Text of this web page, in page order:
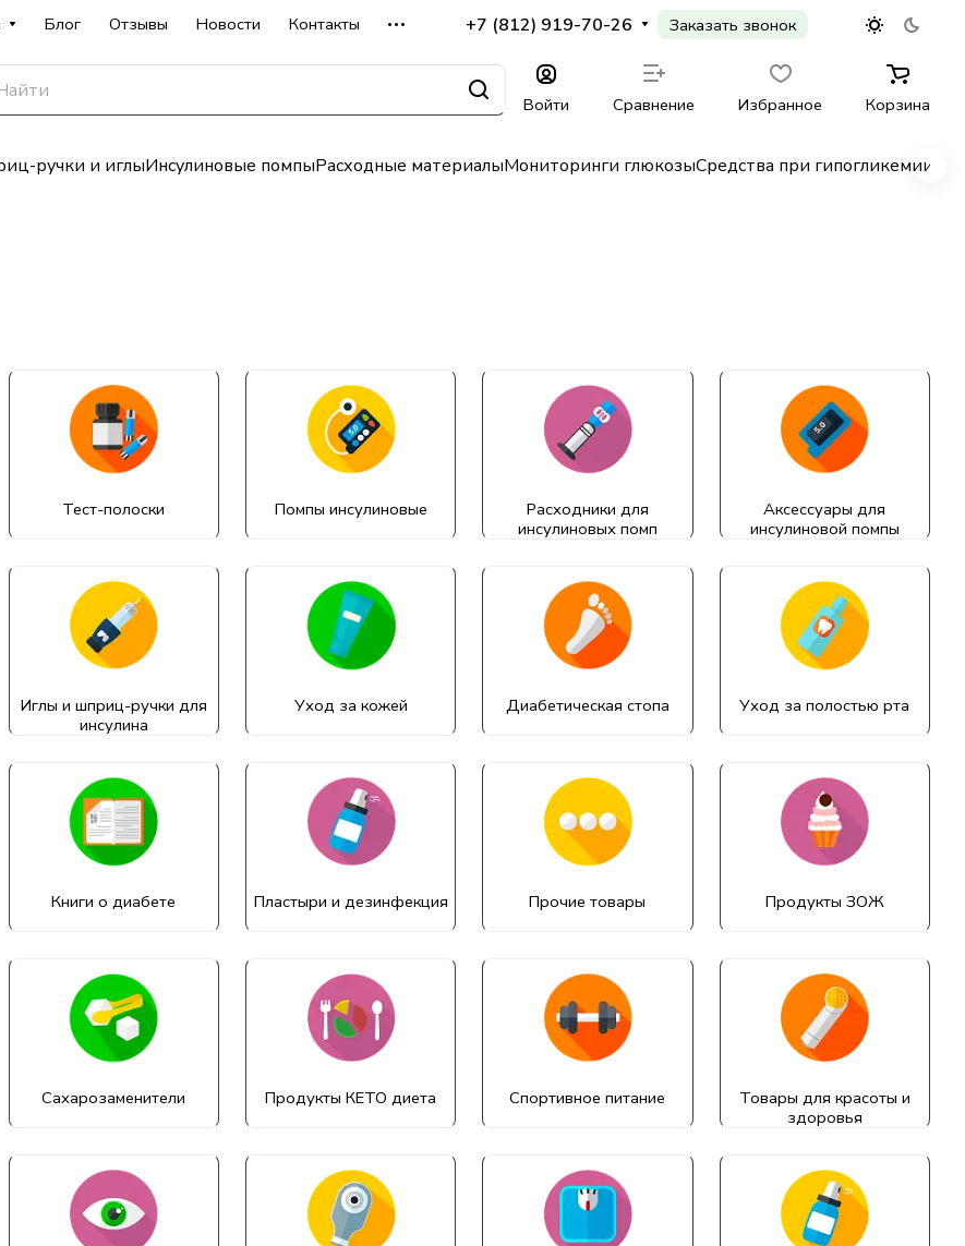
Блог Отзывы Новости Контакты +7 (812) 919-70-26 Заказать звонок
Войти Сравнение Избранное Корзина
ручки и иглыИнсулиновые помпыРасходные материалыМониторинги глюкозыСредства при гипогликемии
Тест-полоски Помпы инсулиновые
Расходники для
инсулиновых помп
Аксессуары для
инсулиновой помпы
Иглы и шприц-ручки для
инсулина
Уход за кожей Диабетическая стопа Уход за полостью рта
Книги о диабете Пластыри и дезинфекция Прочие товары Продукты ЗОЖ
Сахарозаменители Продукты КЕТО диета Спортивное питание
Товары для красоты и
здоровья